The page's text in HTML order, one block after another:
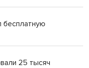
бесплатную
25 тысяч